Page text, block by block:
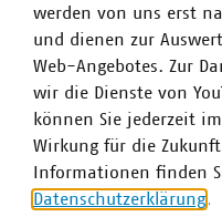
Vielzahl von Leistungen
Mit über 170 Jahren
die Versorgungs- und
Hamburger Bürgerinnen
darüber hinaus auch
optimal am Bedarf
und Ämter sowie
Unser Leistungsumfang
werden von uns erst
und dienen zur
Web-Angebotes. Zur
wir die Dienste von
können Sie jederzeit
Wirkung für die
Informationen finden
Datenschutzerklärung.